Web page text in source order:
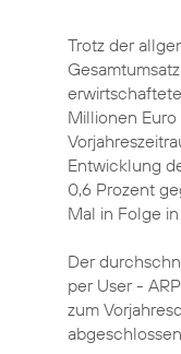
Trotz der
Millionen
Entwicklung
0,6 Prozent
Mal in Folge
Der
per User -
zum